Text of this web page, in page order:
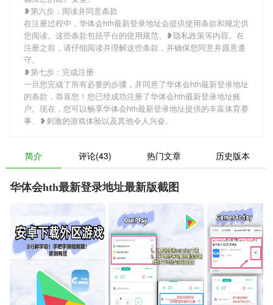
❥第六步：阅读并同意条款
在注册过程中，华体会hth最新登录地址会提供使用条款和规定供
您阅读。这些条款包括平台的使用规范、❥隐私政策等内容。在
注册之前，请仔细阅读并理解这些条款，并确保您同意并愿意遵
守。
❥第七步：完成注册
一旦您完成了所有必要的步骤，并同意了华体会hth最新登录地址
的条款，恭喜您！您已经成功注册了华体会hth最新登录地址账
户。现在，您可以畅享华体会hth最新登录地址提供的丰富体育赛
事、❥刺激的游戏体验以及其他令人兴奋。
简介 评论(43) 热门文章 历史版本
华体会hth最新登录地址最新版截图